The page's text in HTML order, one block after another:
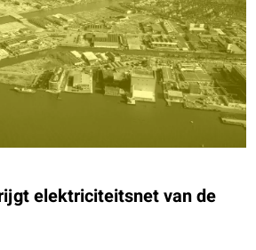
elektriciteitsnet van de